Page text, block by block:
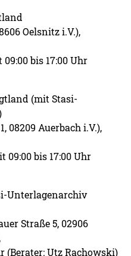
Oelsnitz i.V.),
09:00 bis 17:00 Uhr
(mit Stasi-
08209 Auerbach i.V.),
09:00 bis 17:00 Uhr
Unterlagenarchiv
Straße 5, 02906
(Berater: Utz Rachowski)